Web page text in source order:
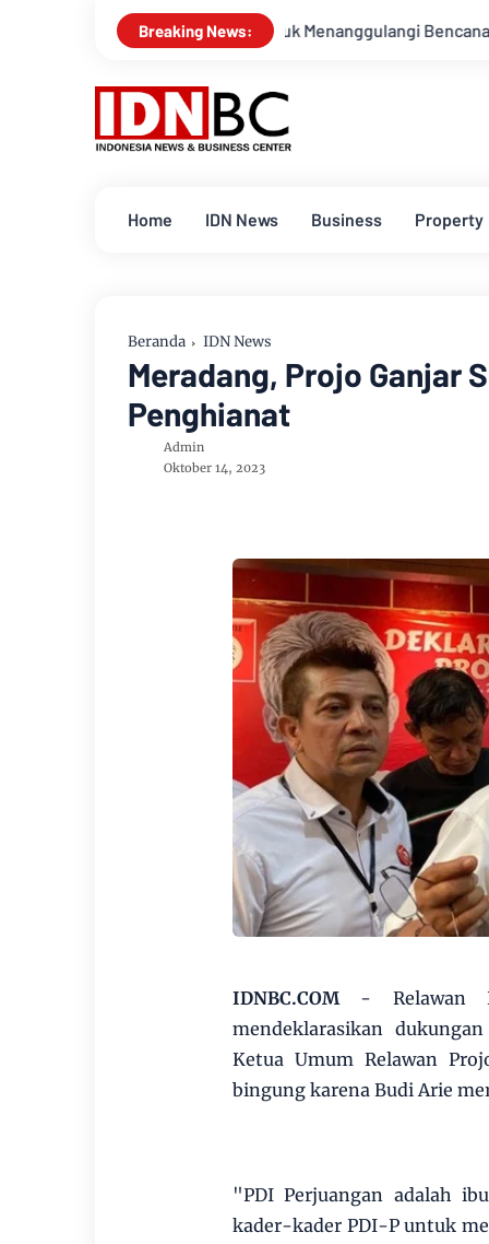
Breaking News:
Untuk Menanggulangi Bencana Alam Kabupaten
Home IDN News Business Property
Beranda IDN News
Meradang, Projo Ganjar
Penghianat
Admin
Oktober 14, 2023
IDNBC.COM- Relawan
mendeklarasikan
Ketua Umum Relawan
bingung karena Budi Arie
"PDI Perjuangan adalah
kader-kader PDI-P untuk